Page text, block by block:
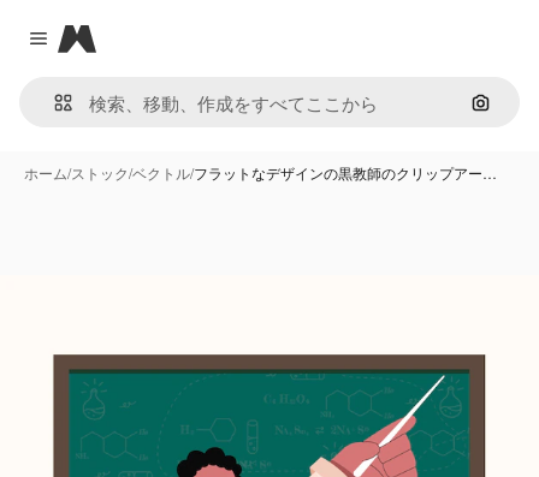
Close menu
Magnific
画像で
ホーム/ストック/ベクトル/フラットなデザインの黒教師のクリップアー…